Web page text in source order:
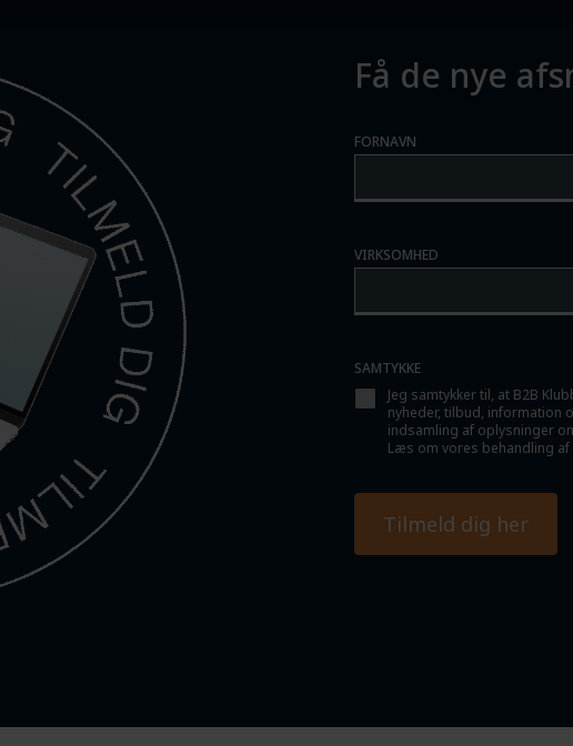
Få de nye
FORNAVN
VIRKSOMHED
SAMTYKKE
Jeg samtykker til, at B2B
nyheder, tilbud, information
indsamling af oplysninger
Læs om vores behandling
Tilmeld dig her